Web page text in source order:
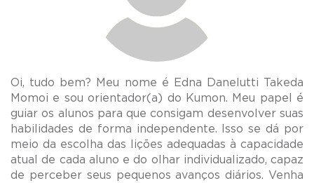
Oi, tudo bem? Meu nome é Edna Danelutti Takeda
Momoi e sou orientador(a) do Kumon. Meu papel é
guiar os alunos para que consigam desenvolver suas
habilidades de forma independente. Isso se dá por
meio da escolha das lições adequadas à capacidade
atual de cada aluno e do olhar individualizado, capaz
de perceber seus pequenos avanços diários. Venha